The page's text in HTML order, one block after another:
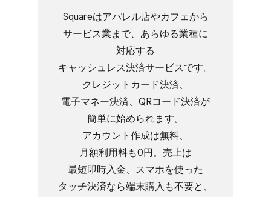
Squareは​アパレル店や​カフェから​
サービス業まで、​あらゆる​業種に​
対応する​
キャッシュレス決済サービスです。​
クレジットカード決済、​
電子マネー決済、​QRコード決済が​
簡単に​始められます。​
アカウント作成は​無料、​
月額利用料も​0円。​売上は​
最短即時入金、​スマホを​使った​
タッチ決済なら​端末購入も​不要と、​